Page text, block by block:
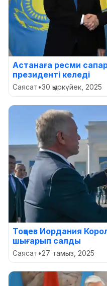
Астанаға ресми
президенті келеді
Саясат•30 қыркүйек, 2025
Тоқаев Иордания
шығарып салды
Саясат•27 тамыз, 2025